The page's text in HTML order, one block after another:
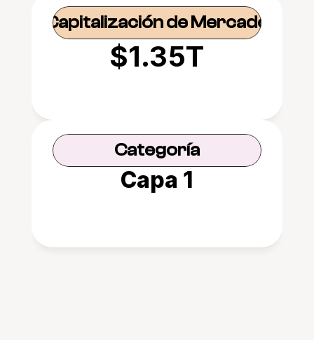
Capitalización de Mercado
$1.35T
Categoría
Capa 1